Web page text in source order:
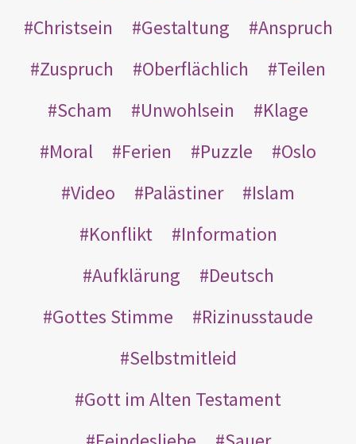
Christsein
Gestaltung
Anspruch
Zuspruch
Oberflächlich
Teilen
Scham
Unwohlsein
Klage
Moral
Ferien Puzzle
Oslo
Video
Palästiner
Islam
Konflikt
Information
Aufklärung
Deutsch
Gottes Stimme
Rizinusstaude
Selbstmitleid
Gott im Alten Testament